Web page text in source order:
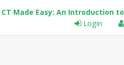
Made Easy: An Introduction to
Login